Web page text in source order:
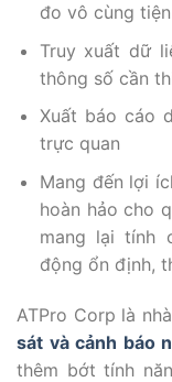
đo vô cùng
Truy xuất dữ
thông số cần
Xuất báo cáo
trực quan
Mang đến lợi
hoàn hảo cho
mang lại tính
động ổn định,
ATPro Corp là
sát và cảnh báo
thêm bớt tính